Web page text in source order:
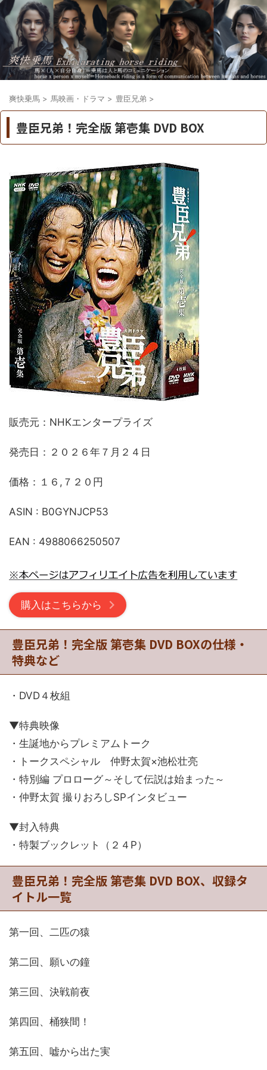
爽快乗馬 > 馬映画・ドラマ > 豊臣兄弟 >
豊臣兄弟！完全版 第壱集 DVD BOX
販売元：NHKエンタープライズ
発売日：２０２６年７月２４日
価格：１６,７２０円
ASIN : B0GYNJCP53
EAN : 4988066250507
購入はこちらから
豊臣兄弟！完全版 第壱集 DVD BOXの仕様・
特典など
・DVD４枚組
▼特典映像
・生誕地からプレミアムトーク
・トークスペシャル 仲野太賀×池松壮亮
・特別編 プロローグ～そして伝説は始まった～
・仲野太賀 撮りおろしSPインタビュー
▼封入特典
・特製ブックレット（２４P）
豊臣兄弟！完全版 第壱集 DVD BOX、収録タ
イトル一覧
第一回、二匹の猿
第二回、願いの鐘
第三回、決戦前夜
第四回、桶狭間！
第五回、嘘から出た実